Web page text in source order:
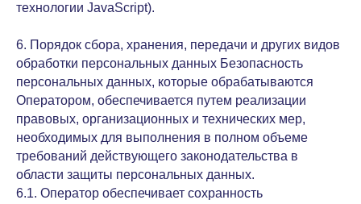
технологии JavaScript).
6. Порядок сбора, хранения, передачи и других видов
обработки персональных данных Безопасность
персональных данных, которые обрабатываются
Оператором, обеспечивается путем реализации
правовых, организационных и технических мер,
необходимых для выполнения в полном объеме
требований действующего законодательства в
области защиты персональных данных.
6.1. Оператор обеспечивает сохранность